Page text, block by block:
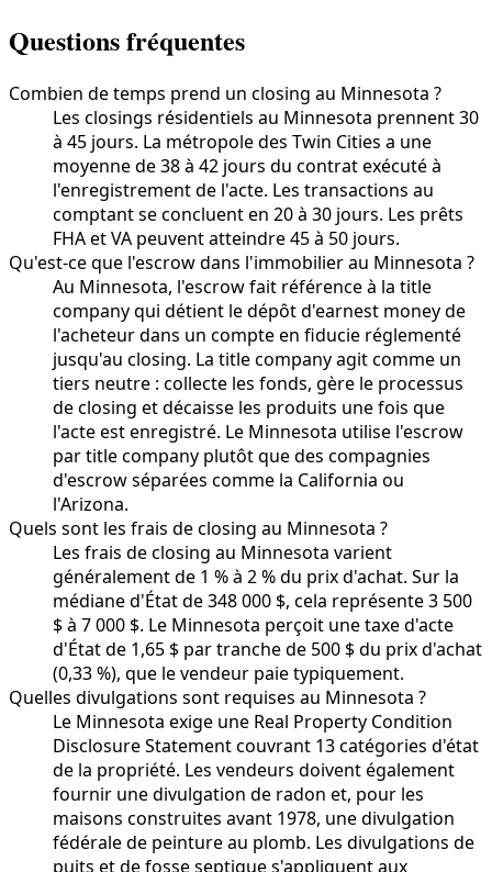
Questions fréquentes
Combien de temps prend un closing au Minnesota ?
Les closings résidentiels au Minnesota prennent 30
à 45 jours. La métropole des Twin Cities a une
moyenne de 38 à 42 jours du contrat exécuté à
l'enregistrement de l'acte. Les transactions au
comptant se concluent en 20 à 30 jours. Les prêts
FHA et VA peuvent atteindre 45 à 50 jours.
Qu'est-ce que l'escrow dans l'immobilier au Minnesota ?
Au Minnesota, l'escrow fait référence à la title
company qui détient le dépôt d'earnest money de
l'acheteur dans un compte en fiducie réglementé
jusqu'au closing. La title company agit comme un
tiers neutre : collecte les fonds, gère le processus
de closing et décaisse les produits une fois que
l'acte est enregistré. Le Minnesota utilise l'escrow
par title company plutôt que des compagnies
d'escrow séparées comme la California ou
l'Arizona.
Quels sont les frais de closing au Minnesota ?
Les frais de closing au Minnesota varient
généralement de 1 % à 2 % du prix d'achat. Sur la
médiane d'État de 348 000 $, cela représente 3 500
$ à 7 000 $. Le Minnesota perçoit une taxe d'acte
d'État de 1,65 $ par tranche de 500 $ du prix d'achat
(0,33 %), que le vendeur paie typiquement.
Quelles divulgations sont requises au Minnesota ?
Le Minnesota exige une Real Property Condition
Disclosure Statement couvrant 13 catégories d'état
de la propriété. Les vendeurs doivent également
fournir une divulgation de radon et, pour les
maisons construites avant 1978, une divulgation
fédérale de peinture au plomb. Les divulgations de
puits et de fosse septique s'appliquent aux